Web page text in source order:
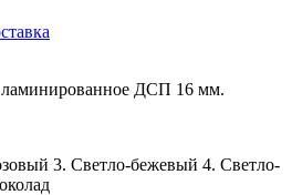
ламинированное ДСП 16 мм.
3. Светло-бежевый 4. Светло-